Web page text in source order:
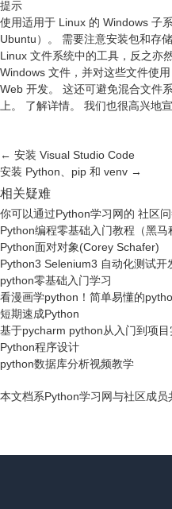
提示
使用适用于 Linux 的 Windows 子
Ubuntu）。 需要注意安装包和存
Linux 文件系统中的工具，反之亦
Windows 文件，并对这些文件使
Web 开发。 这还可避免混合文件
上。 了解详情。 我们也很高兴地
← 安装 Visual Studio Code
安装 Python、pip 和 venv →
相关疑难
你可以通过Python学习网的 社区
Python编程零基础入门教程（黑马
Python面对对象(Corey Schafer)
Python3 Selenium3 自动化测试开
python零基础入门学习
看漫画学python！简单易懂的
短期速成Python
基于pycharm python从入门到项目
Python程序设计
python数据库分析视频教学
本文档系Python学习网与社区成